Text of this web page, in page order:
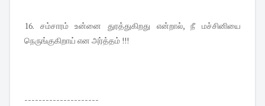
16. சம்சாரம் உன்னை துரத்துகிறது என்றால், நீ மச்சினியை
நெருங்குகிறாய் என அர்த்தம் !!!
---------------------